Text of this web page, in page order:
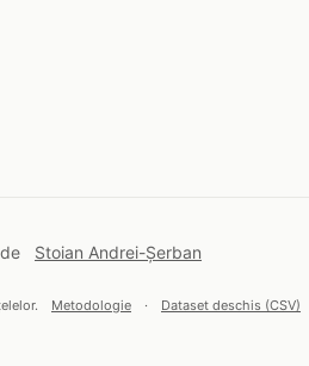
Stoian Andrei-Șerban
Metodologie · Dataset deschis (CSV)